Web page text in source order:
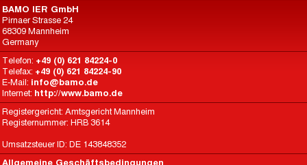
BAMO IER GmbH
Pirnaer Strasse 24
68309 Mannheim
Germany
Telefon: +49 (0) 621 84224-0
Telefax: +49 (0) 621 84224-90
E-Mail: info@bamo.de
Internet: http://www.bamo.de
Registergericht: Amtsgericht Mannheim
Registernummer: HRB 3614
Umsatzsteuer ID: DE 143848352
Allgemeine Geschäftsbedingungen